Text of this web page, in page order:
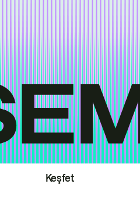
Keşfet